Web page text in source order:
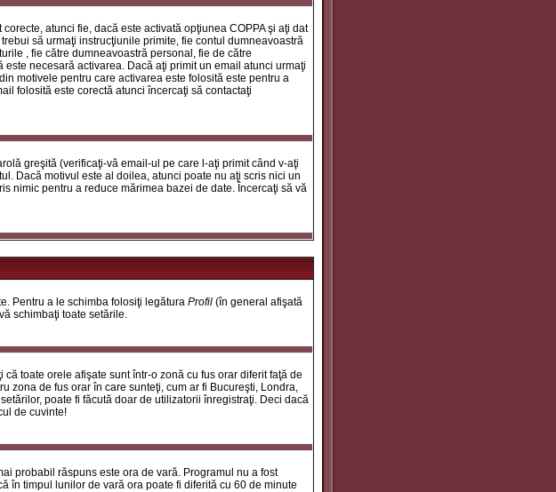
atunci fie, dacă este activată opţiunea COPPA şi aţi dat
trebui să urmaţi instrucţiunile primite, fie contul dumneavoastră
, fie către dumneavoastră personal, fie de către
necesară activarea. Dacă aţi primit un email atunci urmaţi
motivele pentru care activarea este folosită este pentru a
folosită este corectă atunci încercaţi să contactaţi
greşită (verificaţi-vă email-ul pe care l-aţi primit când v-aţi
Dacă motivul este al doilea, atunci poate nu aţi scris nici un
nimic pentru a reduce mărimea bazei de date. Încercaţi să vă
Pentru a le schimba folosiţi legătura Profil (în general afişată
schimbaţi toate setările.
toate orele afişate sunt într-o zonă cu fus orar diferit faţă de
zona de fus orar în care sunteţi, cum ar fi Bucureşti, Londra,
poate fi făcută doar de utilizatorii înregistraţi. Deci dacă
de cuvinte!
probabil răspuns este ora de vară. Programul nu a fost
în timpul lunilor de vară ora poate fi diferită cu 60 de minute